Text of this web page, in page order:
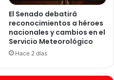
El Senado debatirá
reconocimientos a héroes
nacionales y cambios en el
Servicio Meteorológico
Hace 2 días